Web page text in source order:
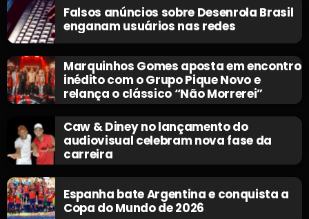
Falsos anúncios sobre Desenrola Brasil
enganam usuários nas redes
Marquinhos Gomes aposta em encontro
inédito com o Grupo Pique Novo e
relança o clássico “Não Morrerei”
Caw & Diney no lançamento do
audiovisual celebram nova fase da
carreira
Espanha bate Argentina e conquista a
Copa do Mundo de 2026